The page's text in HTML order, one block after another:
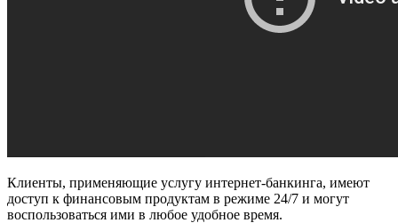
Клиенты, применяющие услугу интернет-банкинга, имеют
доступ к финансовым продуктам в режиме 24/7 и могут
воспользоваться ими в любое удобное время.